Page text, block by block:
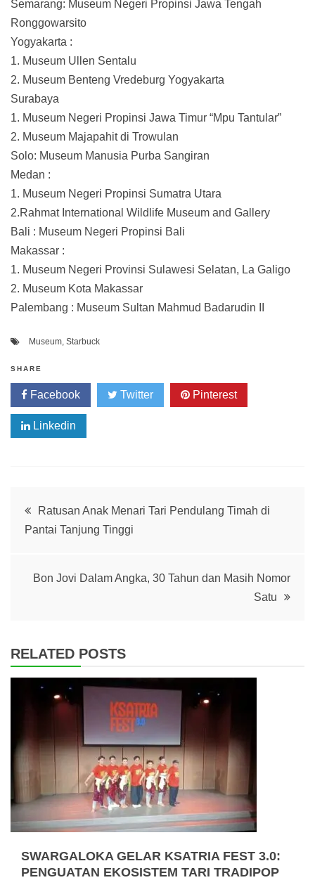
Semarang: Museum Negeri Propinsi Jawa Tengah
Ronggowarsito
Yogyakarta :
1. Museum Ullen Sentalu
2. Museum Benteng Vredeburg Yogyakarta
Surabaya
1. Museum Negeri Propinsi Jawa Timur “Mpu Tantular”
2. Museum Majapahit di Trowulan
Solo: Museum Manusia Purba Sangiran
Medan :
1. Museum Negeri Propinsi Sumatra Utara
2.Rahmat International Wildlife Museum and Gallery
Bali : Museum Negeri Propinsi Bali
Makassar :
1. Museum Negeri Provinsi Sulawesi Selatan, La Galigo
2. Museum Kota Makassar
Palembang : Museum Sultan Mahmud Badarudin II
Museum Starbuck
SHARE
Facebook Twitter Pinterest
Linkedin
Post
navigation
Ratusan Anak Menari Tari Pendulang Timah di
Pantai Tanjung Tinggi
Bon Jovi Dalam Angka, 30 Tahun dan Masih Nomor
Satu
RELATED POSTS
SWARGALOKA GELAR KSATRIA FEST 3.0:
PENGUATAN EKOSISTEM TARI TRADIPOP